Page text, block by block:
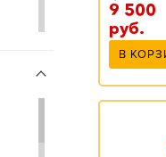
9 500
руб.
В